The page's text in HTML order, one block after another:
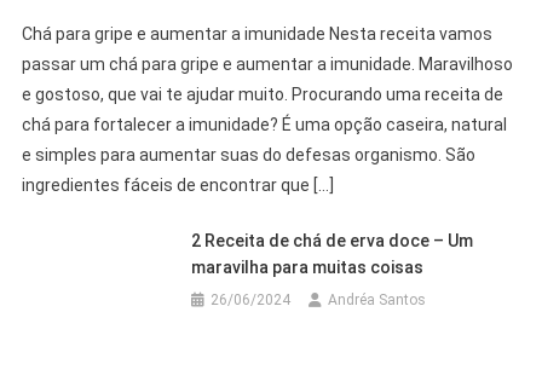
Chá para gripe e aumentar a imunidade Nesta receita vamos
passar um chá para gripe e aumentar a imunidade. Maravilhoso
e gostoso, que vai te ajudar muito. Procurando uma receita de
chá para fortalecer a imunidade? É uma opção caseira, natural
e simples para aumentar suas do defesas organismo. São
ingredientes fáceis de encontrar que […]
2 Receita de chá de erva doce – Um
maravilha para muitas coisas
26/06/2024 Andréa Santos